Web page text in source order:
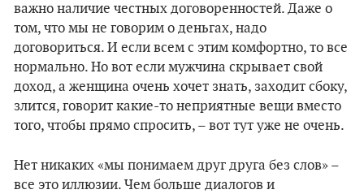
важно наличие честных договоренностей. Даже о
том, что мы не говорим о деньгах, надо
договориться. И если всем с этим комфортно, то все
нормально. Но вот если мужчина скрывает свой
доход, а женщина очень хочет знать, заходит сбоку,
злится, говорит какие-то неприятные вещи вместо
того, чтобы прямо спросить, – вот тут уже не очень.
Нет никаких «мы понимаем друг друга без слов» –
все это иллюзии. Чем больше диалогов и